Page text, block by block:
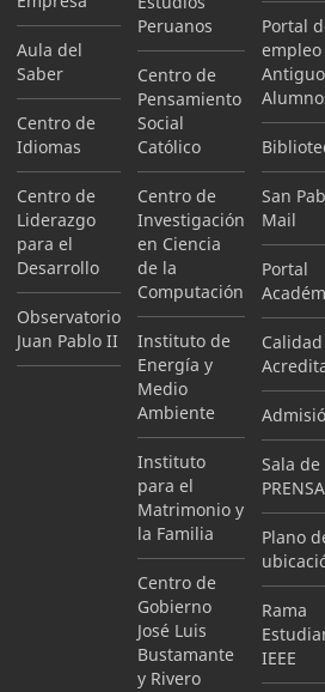
Aula del
Saber
Centro de
Idiomas
Centro de
Liderazgo
para el
Desarrollo
Observatorio
Juan Pablo II
Peruanos
Centro de
Pensamiento
Social
Católico
Centro de
Investigación
en Ciencia
de la
Computación
Instituto de
Energía y
Medio
Ambiente
Instituto
para el
Matrimonio y
la Familia
Centro de
Gobierno
José Luis
Bustamante
y Rivero
Portal
empleo
San
Mail
Portal
Sala de
PRENSA
Plano
Rama
IEEE